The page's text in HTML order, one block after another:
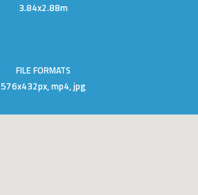
3.84x2.88m
FILE FORMATS
576x432px, mp4, jpg